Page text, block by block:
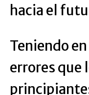
hacia el
Teniendo
errores que